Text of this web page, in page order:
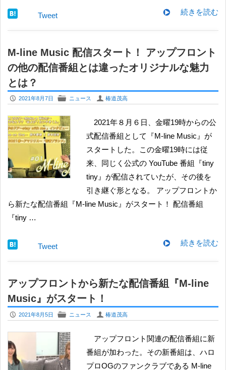
続きを読む
Tweet
M-line Music 配信スタート！ アップフロント
の他の配信番組とは違ったオリジナルな魅力
とは？
P 2021年8月7日 F ニュース U 椿道茂高
2021年８月６日、金曜19時からの公
式配信番組として『M-line Music』が
スタートした。この金曜19時には従
来、同じく公式の YouTube 番組『tiny
tiny』が配信されていたが、その後を
引き継ぐ形となる。 アップフロントか
ら新たな配信番組『M-line Music』がスタート！ 配信番組
『tiny …
続きを読む
Tweet
アップフロントから新たな配信番組『M-line
Music』がスタート！
P 2021年8月5日 F ニュース U 椿道茂高
アップフロント関連の配信番組に新
番組が加わった。その新番組は、ハロ
プロOGのファンクラブである M-line